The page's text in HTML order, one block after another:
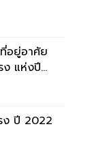
อยู่อาศัย
ง แห่งปี
ง ปี 2022